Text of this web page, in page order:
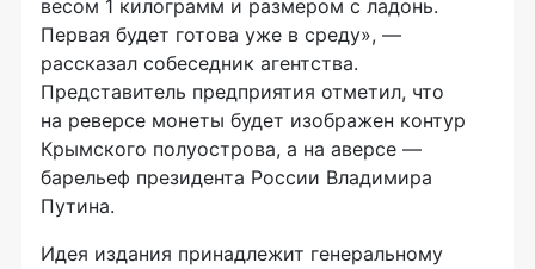
весом 1 килограмм и размером с ладонь.
Первая будет готова уже в среду», —
рассказал собеседник агентства.
Представитель предприятия отметил, что
на реверсе монеты будет изображен контур
Крымского полуострова, а на аверсе —
барельеф президента России Владимира
Путина.
Идея издания принадлежит генеральному